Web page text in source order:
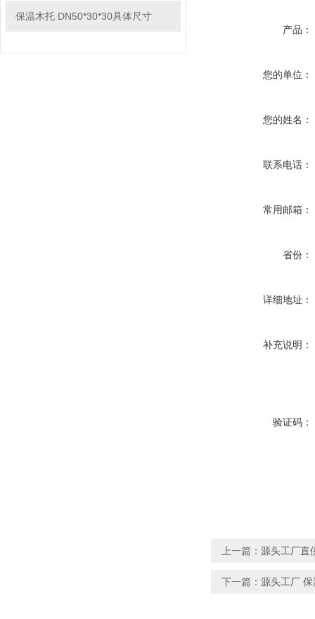
保温木托 DN50*30*30具体尺寸
产品：
您的单位：
您的姓名：
联系电话：
常用邮箱：
省份：
详细地址：
补充说明：
验证码：
上一篇： 源头工厂直
下一篇： 源头工厂